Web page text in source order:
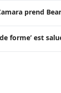
prend
forme’ est